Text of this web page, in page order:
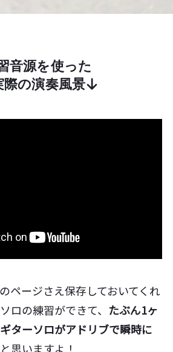
音源を使った
際の演奏風景
ページさえ保存しておいてくれ
ロの練習ができて、 たぶん1ヶ
ターソロがアドリブで瞬時に
と思いますよ！